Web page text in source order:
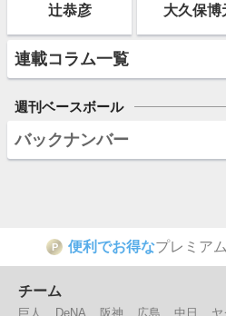
辻恭彦 大久保博
連載コラム一覧
週刊ベースボール
バックナンバー
P 便利でお得なプレミア
チーム
巨人 DeNA 阪神 広島 中日 ヤ